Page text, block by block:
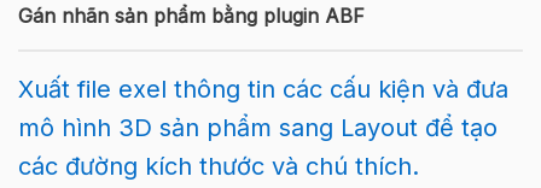
Gán nhãn sản phẩm bằng plugin ABF
Xuất file exel thông tin các cấu kiện và đưa
mô hình 3D sản phẩm sang Layout để tạo
các đường kích thước và chú thích.